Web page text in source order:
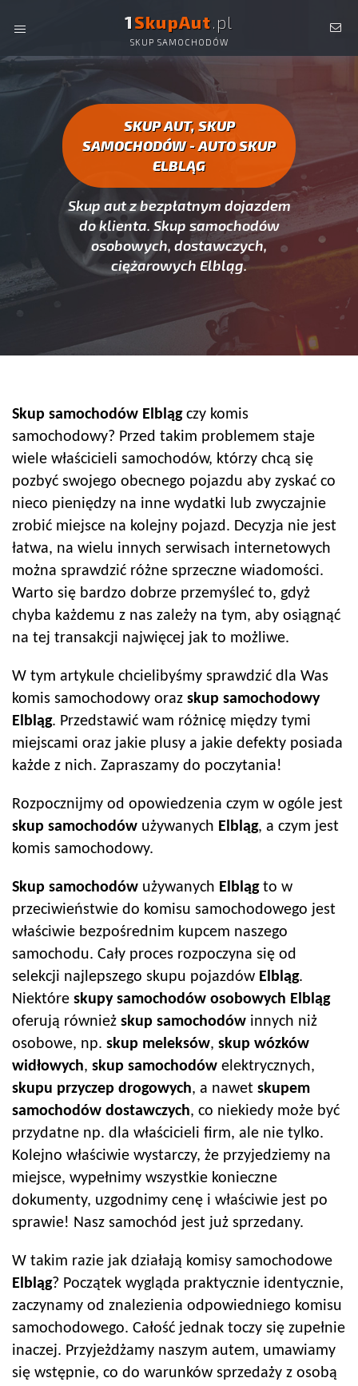
1SkupAut.pl
SKUP SAMOCHODÓW
AUTO SKUP ELBLĄG -
SAMOCHODÓW ELBLĄG
SKUP AUT, SKUP
SAMOCHODÓW - AUTO SKUP
ELBLĄG
Skup aut z bezpłatnym dojazdem
do klienta. Skup samochodów
osobowych, dostawczych,
ciężarowych Elbląg.
Skup samochodów Elblągczy komis
samochodowy? Przed takim problemem staje
wiele właścicieli samochodów, którzy chcą się
pozbyć swojego obecnego pojazdu aby zyskać co
nieco pieniędzy na inne wydatki lub zwyczajnie
zrobić miejsce na kolejny pojazd. Decyzja nie jest
łatwa, na wielu innych serwisach internetowych
można sprawdzić różne sprzeczne wiadomości.
Warto się bardzo dobrze przemyśleć to, gdyż
chyba każdemu z nas zależy na tym, aby osiągnąć
na tej transakcji najwięcej jak to możliwe.
W tym artykule chcielibyśmy sprawdzić dla Was
komis samochodowy oraz skup samochodowy
Elbląg. Przedstawić wam różnicę między tymi
miejscami oraz jakie plusy a jakie defekty posiada
każde z nich. Zapraszamy do poczytania!
Rozpocznijmy od opowiedzenia czym w ogóle jest
skup samochodów używanych Elbląg, a czym jest
komis samochodowy.
Skup samochodów używanych Elblągto w
przeciwieństwie do komisu samochodowego jest
właściwie bezpośrednim kupcem naszego
samochodu. Cały proces rozpoczyna się od
selekcji najlepszego skupu pojazdów Elbląg.
Niektóre skupy samochodów osobowych Elbląg
oferują również skup samochodów innych niż
osobowe, np. skup meleksów, skup wózków
widłowych, skup samochodów elektrycznych,
skupu przyczep drogowych, a nawet skupem
samochodów dostawczych, co niekiedy może być
przydatne np. dla właścicieli firm, ale nie tylko.
Kolejno właściwie wystarczy, że przyjedziemy na
miejsce, wypełnimy wszystkie konieczne
dokumenty, uzgodnimy cenę i właściwie jest po
sprawie! Nasz samochód jest już sprzedany.
W takim razie jak działają komisy samochodowe
Elbląg? Początek wygląda praktycznie identycznie,
zaczynamy od znalezienia odpowiedniego komisu
samochodowego. Całość jednak toczy się zupełnie
inaczej. Przyjeżdżamy naszym autem, umawiamy
się wstępnie, co do warunków sprzedaży z osobą